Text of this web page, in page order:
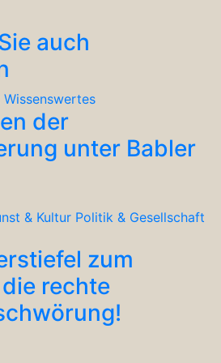
auch
Wissenswertes
der
unter Babler
& Kultur Politik & Gesellschaft
zum
rechte